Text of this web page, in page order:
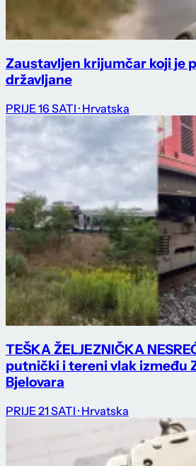
Zaustavljen krijumčar koji je
državljane
PRIJE 16 SATI · Hrvatska
TEŠKA ŽELJEZNIČKA
putnički i tereni vlak između
Bjelovara
PRIJE 21 SATI · Hrvatska